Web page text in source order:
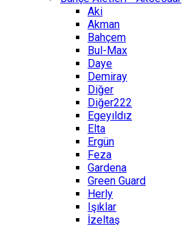
Aki
Akman
Bahçem
Bul-Max
Daye
Demiray
Diğer
Diğer222
Egeyıldız
Elta
Ergün
Feza
Gardena
Green Guard
Herly
Işıklar
İzeltaş